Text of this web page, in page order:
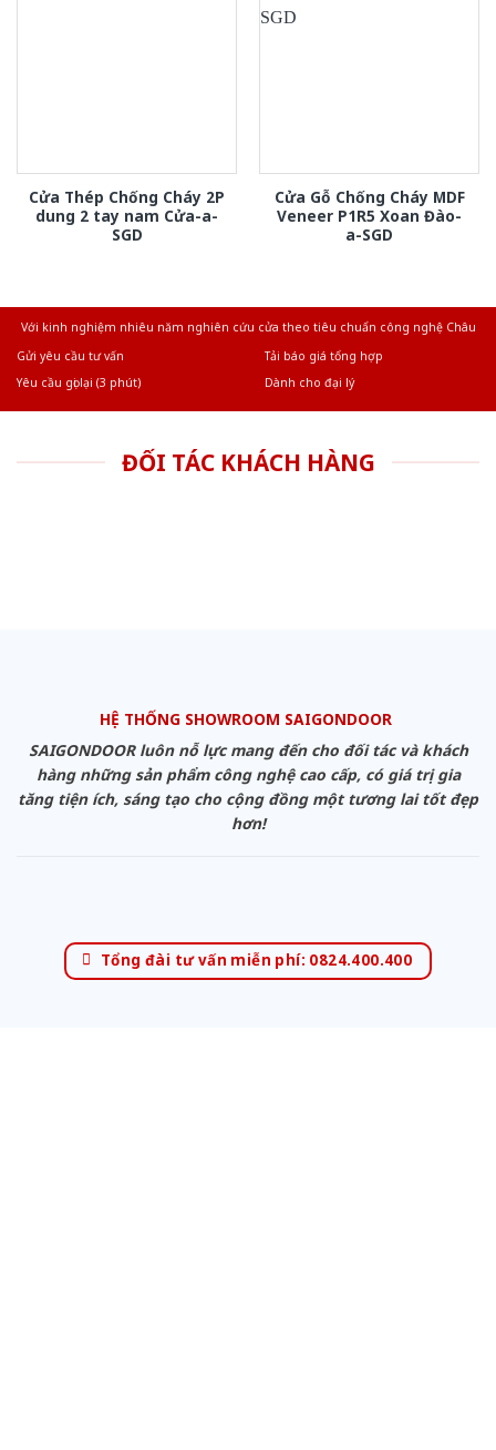
Cửa Thép Chống Cháy 2P
dung 2 tay nam Cửa-a-
SGD
Cửa Gỗ Chống Cháy MDF
Veneer P1R5 Xoan Đào-
a-SGD
Với kinh nghiệm nhiêu năm nghiên cứu cửa theo tiêu chuẩn công nghệ Châu
Gửi yêu cầu tư vấn
Tải báo giá tổng hợp
Yêu cầu gọi lại (3 phút)
Dành cho đại lý
ĐỐI TÁC KHÁCH HÀNG
HỆ THỐNG SHOWROOM SAIGONDOOR
SAIGONDOOR luôn nỗ lực mang đến cho đối tác và khách
hàng những sản phẩm công nghệ cao cấp, có giá trị gia
tăng tiện ích, sáng tạo cho cộng đồng một tương lai tốt đẹp
hơn!
Tổng đài tư vấn miễn phí: 0824.400.400